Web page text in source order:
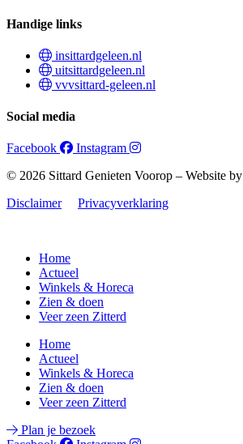
Handige links
insittardgeleen.nl
uitsittardgeleen.nl
vvvsittard-geleen.nl
Social media
Facebook
Instagram
© 2026 Sittard Genieten Voorop – Website by
Disclaimer
Privacyverklaring
Home
Actueel
Winkels & Horeca
Zien & doen
Veer zeen Zitterd
Home
Actueel
Winkels & Horeca
Zien & doen
Veer zeen Zitterd
Plan je bezoek